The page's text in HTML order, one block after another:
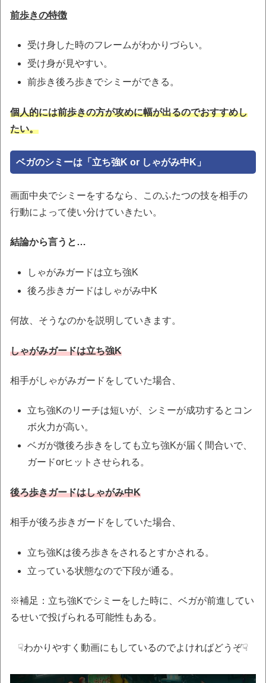
前歩きの特徴
受け身した時のフレームがわかりづらい。
受け身が見やすい。
前歩き後ろ歩きでシミーができる。
個人的には前歩きの方が攻めに幅が出るのでおすすめし
たい。
ベガのシミーは「立ち強K or しゃがみ中K」
画面中央でシミーをするなら、このふたつの技を相手の
行動によって使い分けていきたい。
結論から言うと…
しゃがみガードは立ち強K
後ろ歩きガードはしゃがみ中K
何故、そうなのかを説明していきます。
しゃがみガードは立ち強K
相手がしゃがみガードをしていた場合、
立ち強Kのリーチは短いが、シミーが成功するとコン
ボ火力が高い。
ベガが微後ろ歩きをしても立ち強Kが届く間合いで、
ガードorヒットさせられる。
後ろ歩きガードはしゃがみ中K
相手が後ろ歩きガードをしていた場合、
立ち強Kは後ろ歩きをされるとすかされる。
立っている状態なので下段が通る。
※補足：立ち強Kでシミーをした時に、ベガが前進してい
るせいで投げられる可能性もある。
☟わかりやすく動画にもしているのでよければどうぞ☟